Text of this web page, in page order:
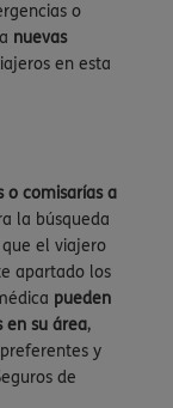
o
nuevas
en esta
o comisarías a
la búsqueda
que el viajero
apartado los
pueden
en su área,
y
de